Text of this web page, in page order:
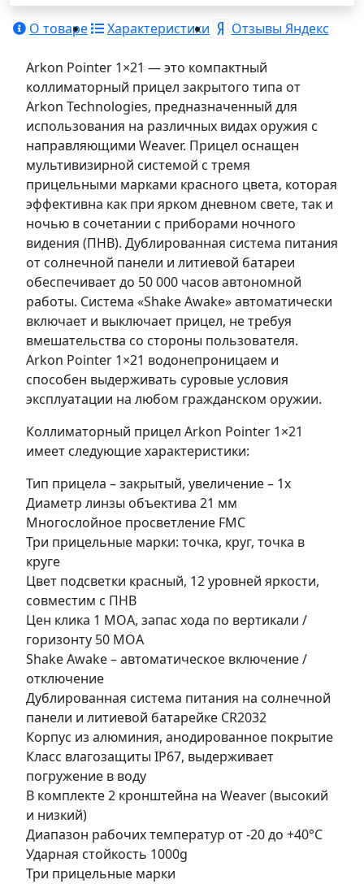
О товаре Характеристики Отзывы Яндекс
Arkon Pointer 1×21 — это компактный
коллиматорный прицел закрытого типа от
Arkon Technologies, предназначенный для
использования на различных видах оружия с
направляющими Weaver. Прицел оснащен
мультивизирной системой с тремя
прицельными марками красного цвета, которая
эффективна как при ярком дневном свете, так и
ночью в сочетании с приборами ночного
видения (ПНВ). Дублированная система питания
от солнечной панели и литиевой батареи
обеспечивает до 50 000 часов автономной
работы. Система «Shake Awake» автоматически
включает и выключает прицел, не требуя
вмешательства со стороны пользователя.
Arkon Pointer 1×21 водонепроницаем и
способен выдерживать суровые условия
эксплуатации на любом гражданском оружии.
Коллиматорный прицел Arkon Pointer 1×21
имеет следующие характеристики:
Тип прицела – закрытый, увеличение – 1х
Диаметр линзы объектива 21 мм
Многослойное просветление FMC
Три прицельные марки: точка, круг, точка в
круге
Цвет подсветки красный, 12 уровней яркости,
совместим с ПНВ
Цен клика 1 МОА, запас хода по вертикали /
горизонту 50 МОА
Shake Awake – автоматическое включение /
отключение
Дублированная система питания на солнечной
панели и литиевой батарейке CR2032
Корпус из алюминия, анодированное покрытие
Класс влагозащиты ІР67, выдерживает
погружение в воду
В комплекте 2 кронштейна на Weaver (высокий
и низкий)
Диапазон рабочих температур от -20 до +40°С
Ударная стойкость 1000g
Три прицельные марки